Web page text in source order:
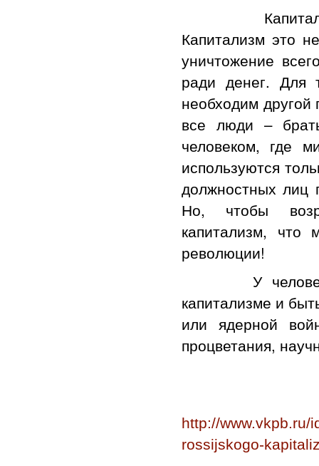
Капитализм
Капитализм это
уничтожение
ради денег. Для
необходим другой
все люди –
человеком, где
используются
должностных лиц
Но, чтобы
капитализм, что
революции!
У
капитализме и
или ядерной
процветания,
http://www.vkpb.ru/
rossijskogo-